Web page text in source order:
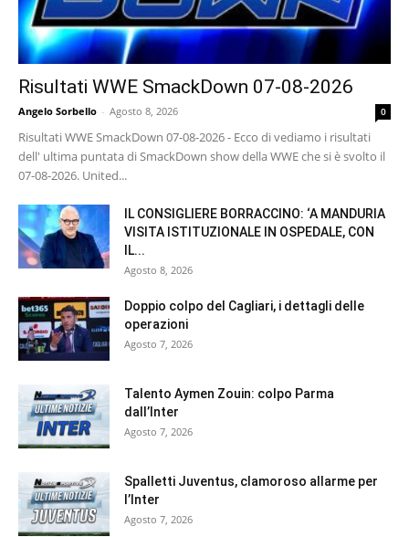
Risultati WWE SmackDown 07-08-2026
Angelo Sorbello - Agosto 8, 2026 0
Risultati WWE SmackDown 07-08-2026 - Ecco di vediamo i risultati
dell' ultima puntata di SmackDown show della WWE che si è svolto il
07-08-2026. United...
IL CONSIGLIERE BORRACCINO: ‘A MANDURIA
VISITA ISTITUZIONALE IN OSPEDALE, CON
IL...
Agosto 8, 2026
Doppio colpo del Cagliari, i dettagli delle
operazioni
Agosto 7, 2026
Talento Aymen Zouin: colpo Parma
dall’Inter
Agosto 7, 2026
Spalletti Juventus, clamoroso allarme per
l’Inter
Agosto 7, 2026